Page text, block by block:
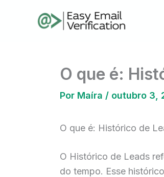
O que é:
Por Maíra / outubro 3,
O que é: Histórico de
O Histórico de Leads
do tempo. Esse